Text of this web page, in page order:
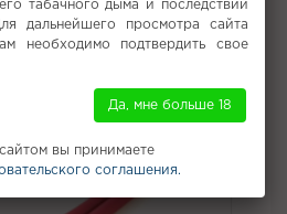
табачного дыма и последствий
дальнейшего просмотра сайта
необходимо подтвердить свое
Да, мне больше 18
сайтом вы принимаете
соглашения.